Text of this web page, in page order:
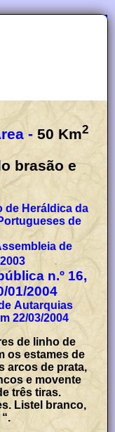
- 50 Km2
brasão e
de Heráldica da
de
de
n.º 16,
01/2004
Autarquias
22/03/2004
de linho de
os estames de
arcos de prata,
e movente
três tiras.
Listel branco,